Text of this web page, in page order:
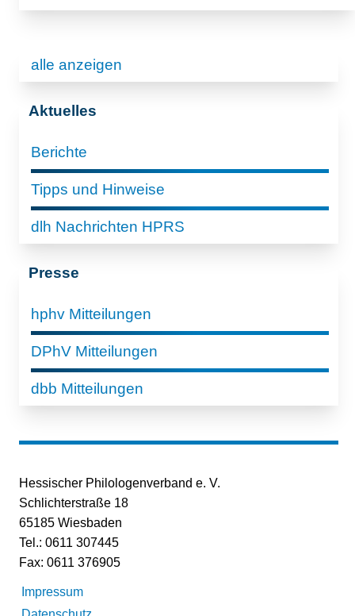
alle anzeigen
Aktuelles
Berichte
Tipps und Hinweise
dlh Nachrichten HPRS
Presse
hphv Mitteilungen
DPhV Mitteilungen
dbb Mitteilungen
Hessischer Philologenverband e. V.
Schlichterstraße 18
65185 Wiesbaden
Tel.: 0611 307445
Fax: 0611 376905
Impressum